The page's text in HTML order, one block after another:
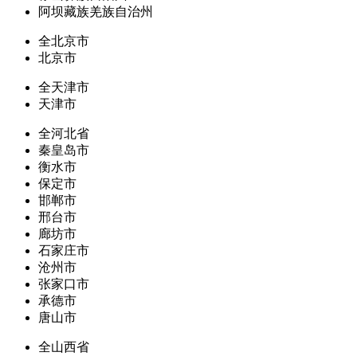
阿坝藏族羌族自治州
全北京市
北京市
全天津市
天津市
全河北省
秦皇岛市
衡水市
保定市
邯郸市
邢台市
廊坊市
石家庄市
沧州市
张家口市
承德市
唐山市
全山西省